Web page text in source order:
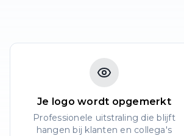
Je logo wordt opgemerkt
Professionele uitstraling die blijft
hangen bij klanten en collega's